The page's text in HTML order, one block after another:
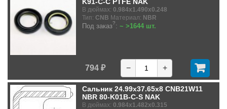
В дюймах: 0.984x1.490x0.248
Тип: CNB Материал: NBR
Под заказ?: ~ >1644 шт.
794 ₽ − +
Сальник 24.99x37.65x8 CNB21W11
NBR 80-K01B-C-S NAK
В дюймах: 0.984x1.482x0.315